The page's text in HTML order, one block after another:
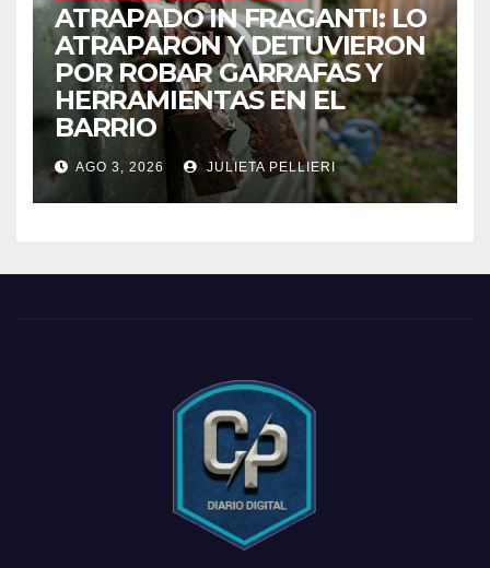
ATRAPADO IN FRAGANTI: LO
ATRAPARON Y DETUVIERON
POR ROBAR GARRAFAS Y
HERRAMIENTAS EN EL
BARRIO
AGO 3, 2026 JULIETA PELLIERI